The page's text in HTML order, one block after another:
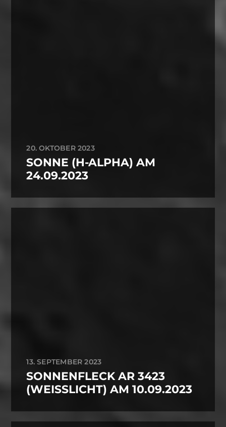
20. OKTOBER 2023
SONNE (H-ALPHA) AM
24.09.2023
13. SEPTEMBER 2023
SONNENFLECK AR 3423
(WEISSLICHT) AM 10.09.2023